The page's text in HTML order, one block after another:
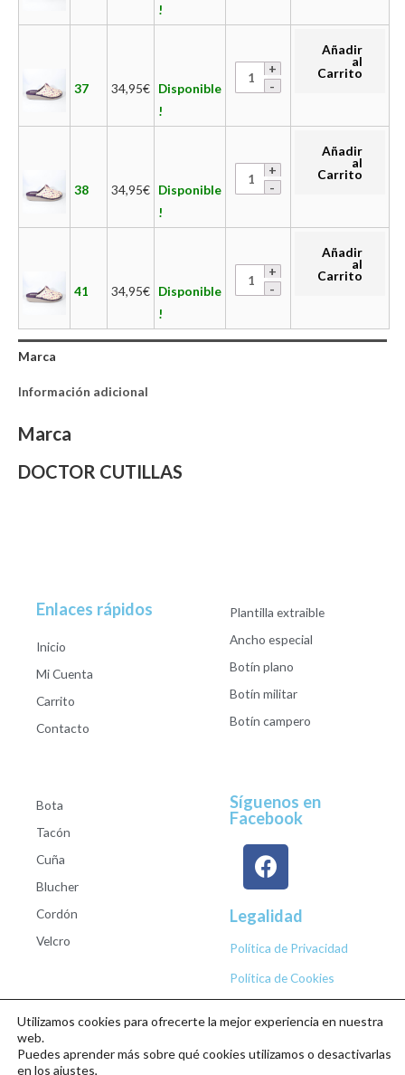
!
37 34,95€ Disponible
!
Añadir
al
Carrito
38 34,95€ Disponible
!
Añadir
al
Carrito
41 34,95€ Disponible
!
Añadir
al
Carrito
Marca
Información adicional
Marca
DOCTOR CUTILLAS
Enlaces rápidos
Inicio
Mi Cuenta
Carrito
Contacto
Plantilla extraible
Ancho especial
Botín plano
Botín militar
Botín campero
Bota
Tacón
Cuña
Blucher
Cordón
Velcro
Síguenos en
Facebook
Legalidad
Política de Privacidad
Política de Cookies
Copyright © 2026 Calzados Roberto Studio
Utilizamos cookies para ofrecerte la mejor experiencia en nuestra
web.
Puedes aprender más sobre qué cookies utilizamos o desactivarlas
en los ajustes,